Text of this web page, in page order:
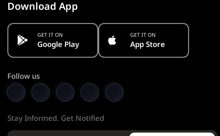
Download App
GET IT ON
Google Play
GET IT ON
App Store
Follow us
Stay Informed. Get Notified